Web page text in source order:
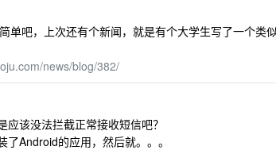
单吧，上次还有个新闻，就是有个大学生写了一个类
news/blog/382/
该没法拦截正常接收短信吧？
Android的应用，然后就。。。